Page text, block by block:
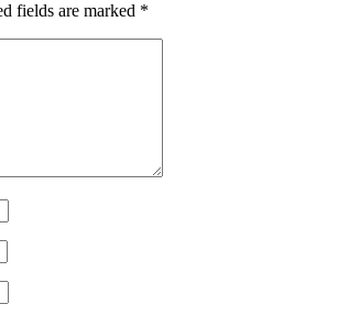
fields are marked *